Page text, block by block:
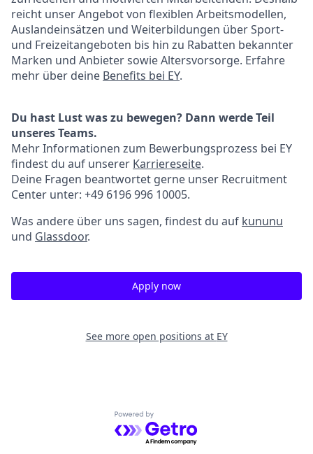
reicht unser Angebot von flexiblen Arbeitsmodellen,
Auslandeinsätzen und Weiterbildungen über Sport-
und Freizeitangeboten bis hin zu Rabatten bekannter
Marken und Anbieter sowie Altersvorsorge. Erfahre
mehr über deine Benefits bei EY.
Du hast Lust was zu bewegen? Dann werde Teil
unseres Teams.
Mehr Informationen zum Bewerbungsprozess bei EY
findest du auf unserer Karriereseite.
Deine Fragen beantwortet gerne unser Recruitment
Center unter: +49 6196 996 10005.
Was andere über uns sagen, findest du auf kununu
und Glassdoor.
Apply now
See more open positions at EY
Powered by Getro.com